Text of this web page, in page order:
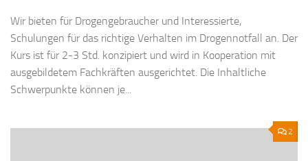
Wir bieten für Drogengebraucher und Interessierte,
Schulungen für das richtige Verhalten im Drogennotfall an. Der
Kurs ist für 2-3 Std. konzipiert und wird in Kooperation mit
ausgebildetem Fachkräften ausgerichtet. Die Inhaltliche
Schwerpunkte können je...
2